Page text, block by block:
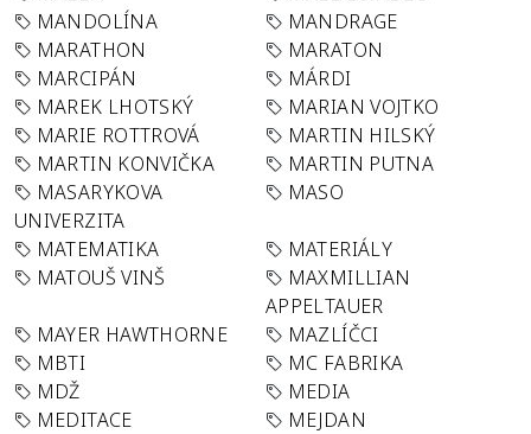
MANDOLÍNA
MANDRAGE
MARATHON
MARATON
MARCIPÁN
MÁRDI
MAREK LHOTSKÝ
MARIAN VOJTKO
MARIE ROTTROVÁ
MARTIN HILSKÝ
MARTIN KONVIČKA
MARTIN PUTNA
MASARYKOVA
UNIVERZITA
MASO
MATEMATIKA
MATERIÁLY
MATOUŠ VINŠ
MAXMILLIAN
APPELTAUER
MAYER HAWTHORNE
MAZLÍČCI
MBTI
MC FABRIKA
MDŽ
MEDIA
MEDITACE
MEJDAN